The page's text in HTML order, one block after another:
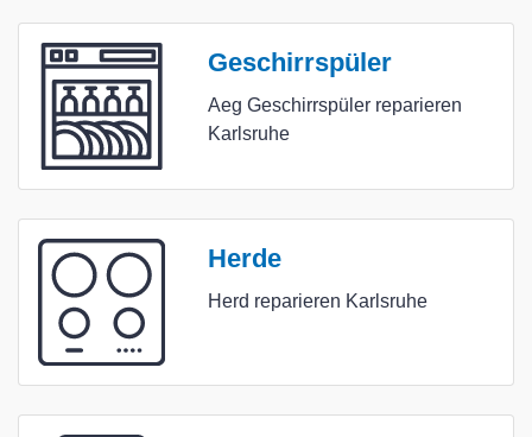
Geschirrspüler
Aeg Geschirrspüler reparieren
Karlsruhe
Herde
Herd reparieren Karlsruhe